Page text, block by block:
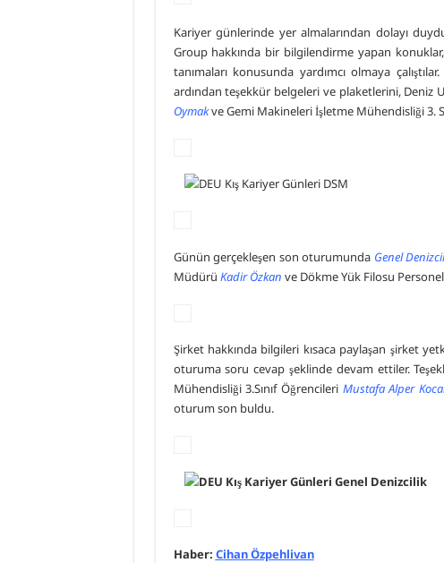
Kariyer günlerinde yer almalarından dolayı
Group hakkında bir bilgilendirme yapan
tanımaları konusunda yardımcı olmaya
ardından teşekkür belgeleri ve plaketlerini, Deniz
Oymakve Gemi Makineleri İşletme Mühendisliği 3.
Günün gerçekleşen son oturumunda Genel
Müdürü Kadir Özkan ve Dökme Yük Filosu
Şirket hakkında bilgileri kısaca paylaşan şirket
oturuma soru cevap şeklinde devam ettiler.
Mühendisliği 3.Sınıf Öğrencileri Mustafa Alper
oturum son buldu.
Haber: Cihan Özpehlivan